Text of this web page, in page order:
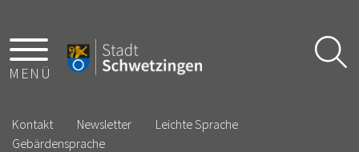
MENÜ
Kontakt Newsletter
Leichte Sprache
Gebärdensprache